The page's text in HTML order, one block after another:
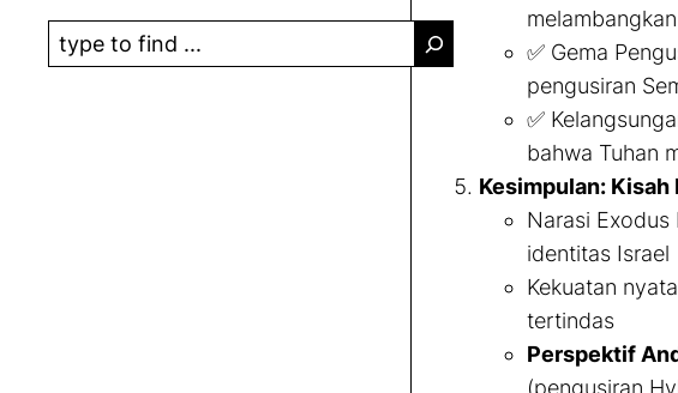
S
e
✅ Gema
pengusiran
✅
bahwa Tuhan
Kesimpulan: Kisah
Narasi
identitas Israel
Kekuatan
tertindas
Perspektif
(pengusiran